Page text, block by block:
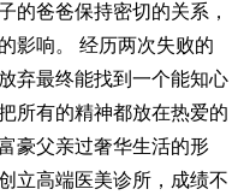
的爸爸保持密切的关系，
影响。 经历两次失败的
弃最终能找到一个能知心
所有的精神都放在热爱的
豪父亲过奢华生活的形
立高端医美诊所，成绩不